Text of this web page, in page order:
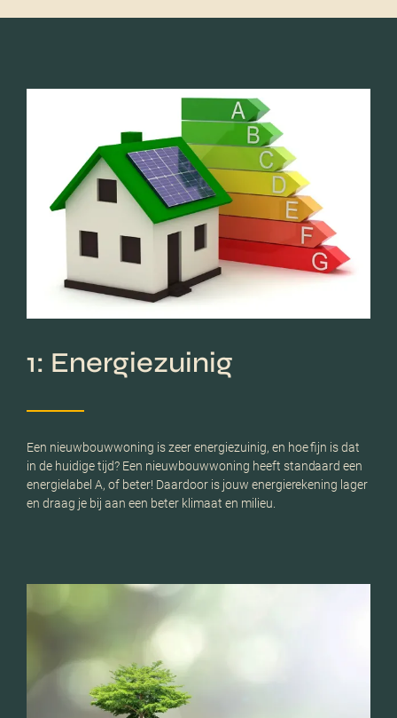
1: Energiezuinig
Een nieuwbouwwoning is zeer energiezuinig, en hoe fijn is dat
in de huidige tijd? Een nieuwbouwwoning heeft standaard een
energielabel A, of beter! Daardoor is jouw energierekening lager
en draag je bij aan een beter klimaat en milieu.